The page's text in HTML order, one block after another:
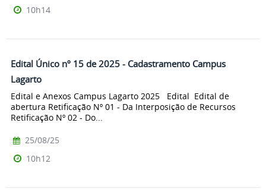
10h14
Edital Único nº 15 de 2025 - Cadastramento Campus
Lagarto
Edital e Anexos Campus Lagarto 2025 Edital Edital de
abertura Retificação Nº 01 - Da Interposição de Recursos
Retificação Nº 02 - Do...
25/08/25
10h12